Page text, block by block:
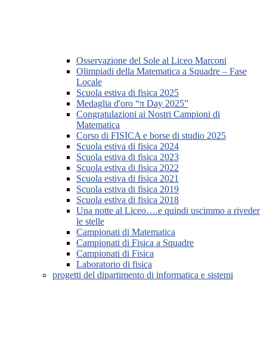
Osservazione del Sole al Liceo Marconi
Olimpiadi della Matematica a Squadre – Fase
Locale
Scuola estiva di fisica 2025
Medaglia d'oro “π Day 2025”
Congratulazioni ai Nostri Campioni di
Matematica
Corso di FISICA e borse di studio 2025
Scuola estiva di fisica 2024
Scuola estiva di fisica 2023
Scuola estiva di fisica 2022
Scuola estiva di fisica 2021
Scuola estiva di fisica 2019
Scuola estiva di fisica 2018
Una notte al Liceo….e quindi uscimmo a riveder
le stelle
Campionati di Matematica
Campionati di Fisica a Squadre
Campionati di Fisica
Laboratorio di fisica
progetti del dipartimento di informatica e sistemi